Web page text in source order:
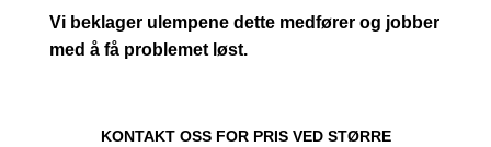
Vi beklager ulempene dette medfører og jobber
med å få problemet løst.
KONTAKT OSS FOR PRIS VED STØRRE